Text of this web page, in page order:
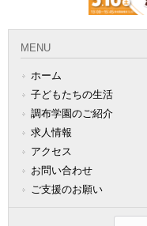
MENU
ホーム
子どもたちの生活
調布学園のご紹介
求人情報
アクセス
お問い合わせ
ご支援のお願い